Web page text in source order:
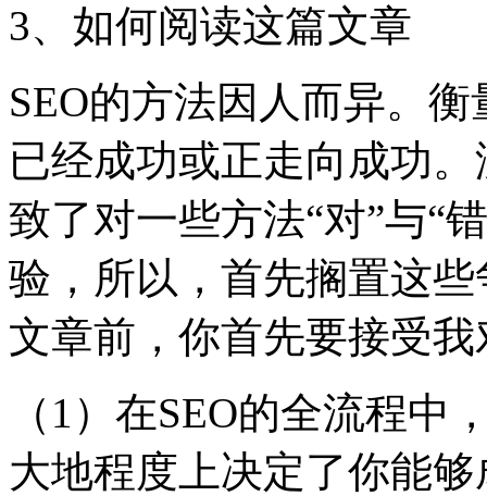
3、如何阅读这篇文章
SEO的方法因人而异。
已经成功或正走向成功
致了对一些方法“对”与“
验，所以，首先搁置这
文章前，你首先要接受
（1）在SEO的全流程
大地程度上决定了你能够